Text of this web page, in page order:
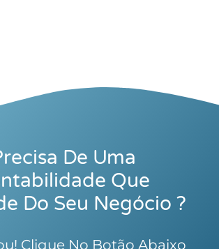
De Uma
Que
Do Seu Negócio ?
Clique No Botão Abaixo